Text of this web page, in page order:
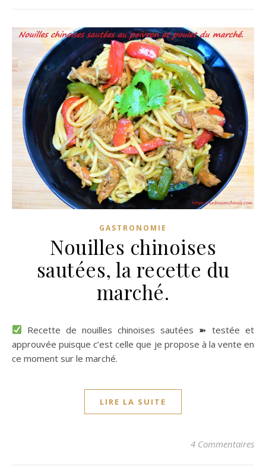
GASTRONOMIE
Nouilles chinoises
sautées, la recette du
marché.
Recette de nouilles chinoises sautées ➽ testée et
approuvée puisque c’est celle que je propose à la vente en
ce moment sur le marché.
LIRE LA SUITE
4 Commentaires